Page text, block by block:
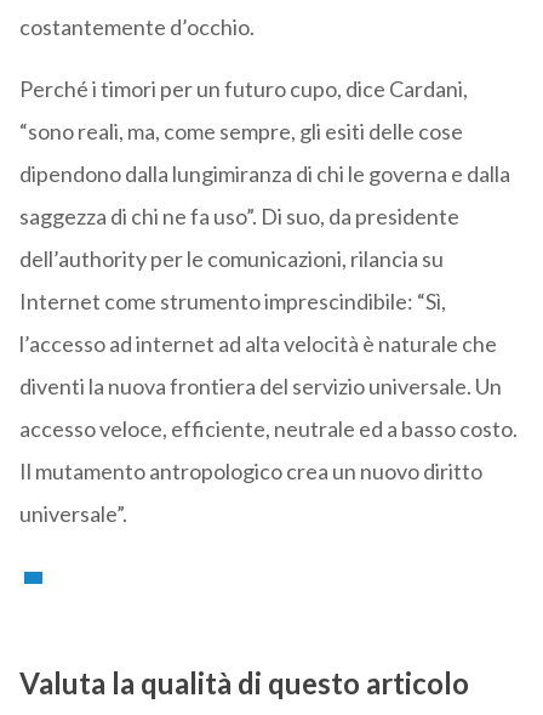
costantemente d’occhio.
Perché i timori per un futuro cupo, dice Cardani,
“sono reali, ma, come sempre, gli esiti delle cose
dipendono dalla lungimiranza di chi le governa e dalla
saggezza di chi ne fa uso”. Di suo, da presidente
dell’authority per le comunicazioni, rilancia su
Internet come strumento imprescindibile: “Sì,
l’accesso ad internet ad alta velocità è naturale che
diventi la nuova frontiera del servizio universale. Un
accesso veloce, efficiente, neutrale ed a basso costo.
Il mutamento antropologico crea un nuovo diritto
universale”.
Valuta la qualità di questo articolo